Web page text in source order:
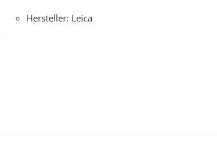
Hersteller: Leica